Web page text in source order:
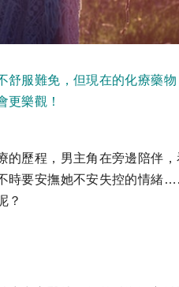
舒服難免，但現在的化療藥
更樂觀！
的歷程，男主角在旁邊陪伴
時要安撫她不安失控的情緒
？